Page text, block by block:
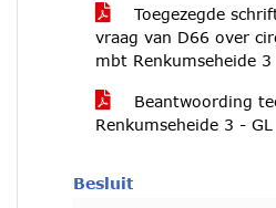
Toegezegde
vraag van D66 over
mbt Renkumseheide 3
Beantwoording
Renkumseheide 3 - GL
Besluit